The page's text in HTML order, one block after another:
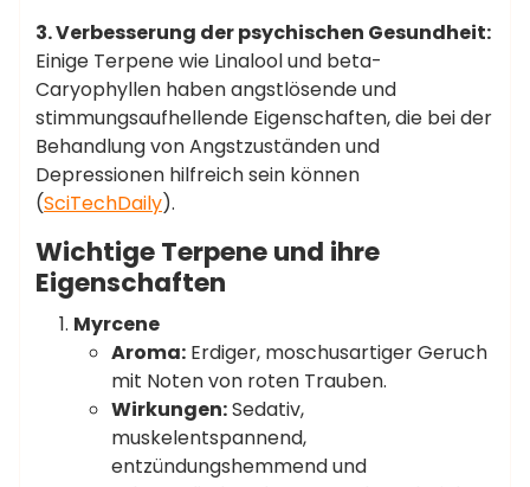
3. Verbesserung der psychischen Gesundheit:
Einige Terpene wie Linalool und beta-
Caryophyllen haben angstlösende und
stimmungsaufhellende Eigenschaften, die bei der
Behandlung von Angstzuständen und
Depressionen hilfreich sein können​
(SciTechDaily)​.
Wichtige Terpene und ihre
Eigenschaften
Myrcene
Aroma: Erdiger, moschusartiger Geruch
mit Noten von roten Trauben.
Wirkungen:Sedativ,
muskelentspannend,
entzündungshemmend und